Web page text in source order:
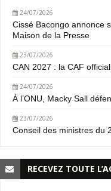
24/07/2026
Cissé Bacongo annonce
Maison de la Presse
23/07/2026
CAN 2027 : la CAF
24/07/2026
À l’ONU, Macky Sall
23/07/2026
Conseil des ministres du
RECEVEZ TOUTE